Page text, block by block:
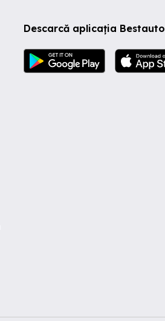
Descarcă aplicația Bestauto